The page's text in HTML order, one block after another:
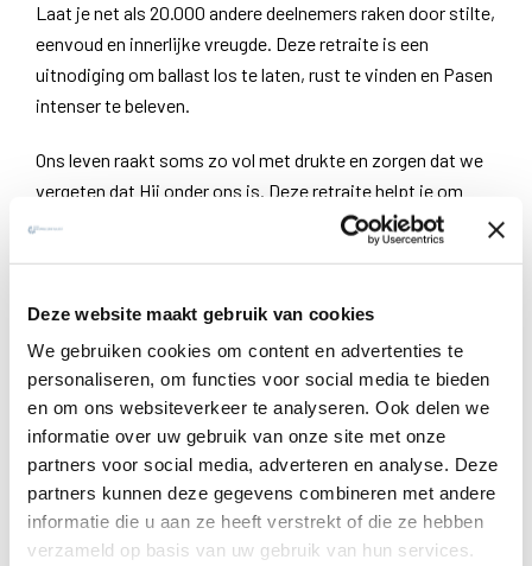
Deze website maakt gebruik van cookies
We gebruiken cookies om content en advertenties te
personaliseren, om functies voor social media te bieden
en om ons websiteverkeer te analyseren. Ook delen we
informatie over uw gebruik van onze site met onze
partners voor social media, adverteren en analyse. Deze
partners kunnen deze gegevens combineren met andere
informatie die u aan ze heeft verstrekt of die ze hebben
verzameld op basis van uw gebruik van hun services.
Laat je net als 20.000 andere deelnemers raken door stilte,
eenvoud en innerlijke vreugde. Deze retraite is een
uitnodiging om ballast los te laten, rust te vinden en Pasen
intenser te beleven.
Ons leven raakt soms zo vol met drukte en zorgen dat we
vergeten dat Hij onder ons is. Deze retraite helpt je om
ruimte te maken voor Gods aanwezigheid, eenvoud, rust
en innerlijke vreugde. De retraite is geschreven door Anne
Ik wil meedoen
Ervaar wat de retraite je kan brengen
Met ruim 20.000 deelnemers uit Nederland en Vlaanderen
zijn de digitale retraites van de jezuïeten inmiddels een
begrip. Deelnemers ontvangen dagelijks een gebedsmail
met een Bijbeltekst, meditatieve vragen, inspirerende
citaten en praktische gebedstips. Dit vormt een